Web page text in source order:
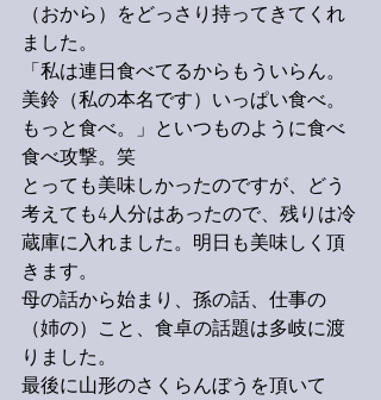
（おから）をどっさり持ってきてくれ
ました。
「私は連日食べてるからもういらん。
美鈴（私の本名です）いっぱい食べ。
もっと食べ。」といつものように食べ
食べ攻撃。笑
とっても美味しかったのですが、どう
考えても4人分はあったので、残りは冷
蔵庫に入れました。明日も美味しく頂
きます。
母の話から始まり、孫の話、仕事の
（姉の）こと、食卓の話題は多岐に渡
りました。
最後に山形のさくらんぼうを頂いて